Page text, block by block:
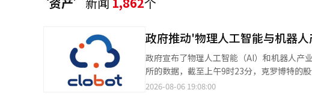
政府推动'物理人工智能与机器
政府宣布了物理人工智能（AI）和机器人产业的发
所的数据，截至上午9时23分，克罗博特的
一家专注于机器人解决方案和服务的企业。 同一时间，其他主要机器人股票也普遍上涨，包括杰斯特克
2026-08-06 19:08:00